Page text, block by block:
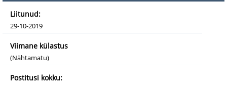
Liitunud:
29-10-2019
Viimane külastus
(Nähtamatu)
Postitusi kokku: